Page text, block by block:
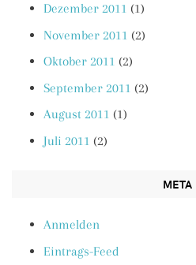
Dezember 2011 (1)
November 2011 (2)
Oktober 2011 (2)
September 2011 (2)
August 2011 (1)
Juli 2011 (2)
META
Anmelden
Eintrags-Feed